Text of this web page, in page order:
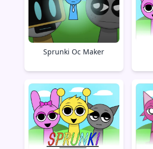
Sprunki Oc Maker